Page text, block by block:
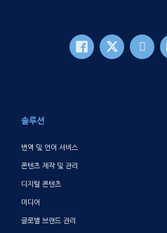
솔루션
번역 및 언어 서비스
콘텐츠 제작 및 관리
디지털 콘텐츠
미디어
글로벌 브랜드 관리